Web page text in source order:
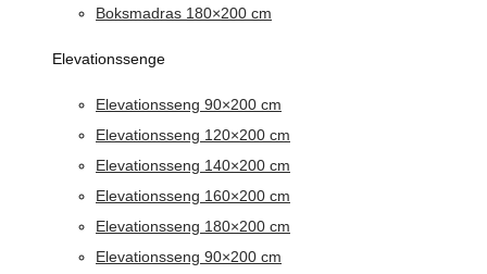
Boksmadras 180×200 cm
Elevationssenge
Elevationsseng 90×200 cm
Elevationsseng 120×200 cm
Elevationsseng 140×200 cm
Elevationsseng 160×200 cm
Elevationsseng 180×200 cm
Elevationsseng 90×200 cm